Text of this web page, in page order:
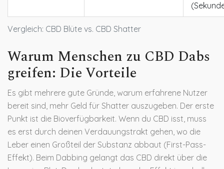
Vergleich: CBD Blüte vs. CBD Shatter
Warum Menschen zu CBD Dabs
greifen: Die Vorteile
Es gibt mehrere gute Gründe, warum erfahrene Nutzer
bereit sind, mehr Geld für Shatter auszugeben. Der erste
Punkt ist die Bioverfügbarkeit. Wenn du CBD isst, muss
es erst durch deinen Verdauungstrakt gehen, wo die
Leber einen Großteil der Substanz abbaut (First-Pass-
Effekt). Beim Dabbing gelangt das CBD direkt über die